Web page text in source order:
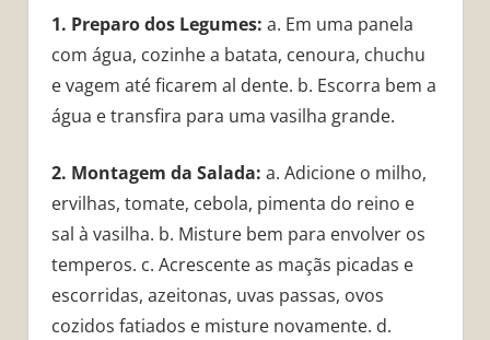
1. Preparo dos Legumes: a. Em uma panela
com água, cozinhe a batata, cenoura, chuchu
e vagem até ficarem al dente. b. Escorra bem a
água e transfira para uma vasilha grande.
2. Montagem da Salada: a. Adicione o milho,
ervilhas, tomate, cebola, pimenta do reino e
sal à vasilha. b. Misture bem para envolver os
temperos. c. Acrescente as maçãs picadas e
escorridas, azeitonas, uvas passas, ovos
cozidos fatiados e misture novamente. d.